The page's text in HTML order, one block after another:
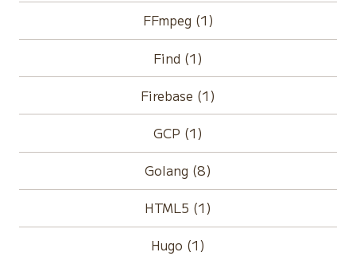
FFmpeg (1)
Find (1)
Firebase (1)
GCP (1)
Golang (8)
HTML5 (1)
Hugo (1)